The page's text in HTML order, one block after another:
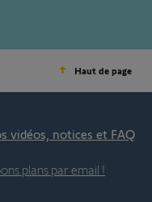
Haut de page
vidéos, notices et FAQ
plans par email !